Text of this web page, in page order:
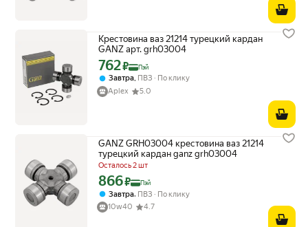
Крестовина ваз 21214 турецкий кардан
GANZ арт. grh03004
Цена с картой Яндекс Пэй 762 ₽ вместо
762₽ Пэй
Завтра ПВЗ
По клику
Aplex
5.0
GANZ GRH03004 крестовина ваз 21214
турецкий кардан ganz grh03004
Осталось 2 шт
Цена с картой Яндекс Пэй 866 ₽ вместо
866₽ Пэй
Завтра, ПВЗ
По клику
10w40
4.7